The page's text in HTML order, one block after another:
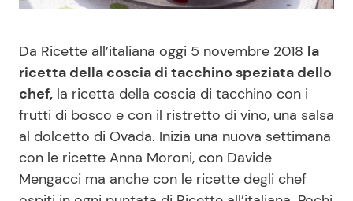
Mondo Mamma
News benessere
Salute
Viaggi e Turismo
Le Ricette in TV
Primi Piatti
Ricette Facili e Veloci
Ricette Feste
Da Ricette all’italiana oggi 5 novembre 2018 la
ricetta della coscia di tacchino speziata dello
chef, la ricetta della coscia di tacchino con i
frutti di bosco e con il ristretto di vino, una salsa
al dolcetto di Ovada. Inizia una nuova settimana
con le ricette Anna Moroni, con Davide
Mengacci ma anche con le ricette degli chef